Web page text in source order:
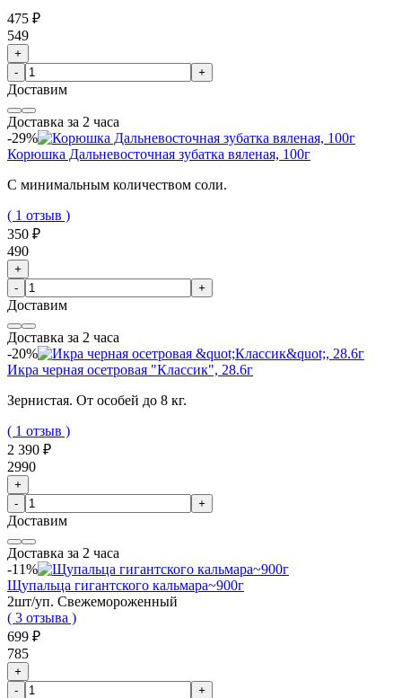
475 ₽
549
+
-
+
Доставим
Доставка за 2 часа
-29%
Корюшка Дальневосточная зубатка вяленая, 100г
С минимальным количеством соли.
( 1 отзыв )
350 ₽
490
+
-
+
Доставим
Доставка за 2 часа
-20%
Икра черная осетровая "Классик", 28.6г
Зернистая. От особей до 8 кг.
( 1 отзыв )
2 390 ₽
2990
+
-
+
Доставим
Доставка за 2 часа
-11%
Щупальца гигантского кальмара~900г
2шт/уп. Свежемороженный
( 3 отзыва )
699 ₽
785
+
-
+